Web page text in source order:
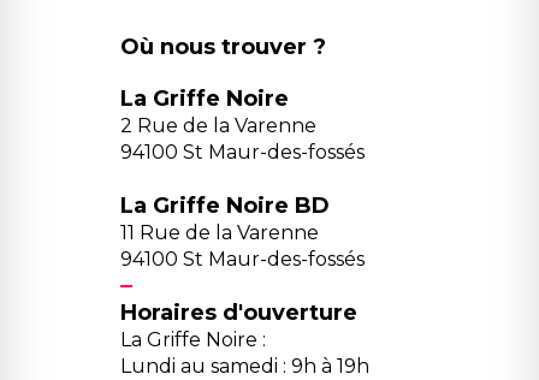
Où nous trouver ?
La Griffe Noire
2 Rue de la Varenne
94100 St Maur-des-fossés
La Griffe Noire BD
11 Rue de la Varenne
94100 St Maur-des-fossés
Horaires d'ouverture
La Griffe Noire :
Lundi au samedi : 9h à 19h